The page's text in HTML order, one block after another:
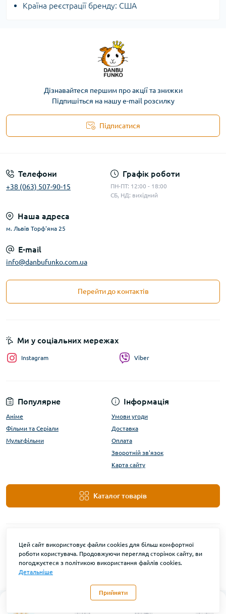
Каталог Головна Закладки Контакти
Країна реєстрації бренду: США
Дізнавайтеся першим про акції та знижки
Підпишіться на нашу e-mail розсилку
Підписатися
Телефони
+38 (063) 507-90-15
Графік роботи
ПН-ПТ: 12:00 - 18:00
СБ, НД: вихідний
Наша адреса
м. Львів Торф'яна 25
E-mail
info@danbufunko.com.ua
Перейти до контактів
Популярне
Аніме
Фільми та Серіали
Мультфільми
Інформація
Умови угоди
Доставка
Оплата
Зворотній зв'язок
Карта сайту
Каталог товарів
Ми у соціальних мережах
Instagram Viber
Цей сайт використовує файли cookies для більш комфортної
роботи користувача. Продовжуючи перегляд сторінок сайту, ви
погоджуєтеся з політикою використання файлів cookies.
Детальніше
Прийняти